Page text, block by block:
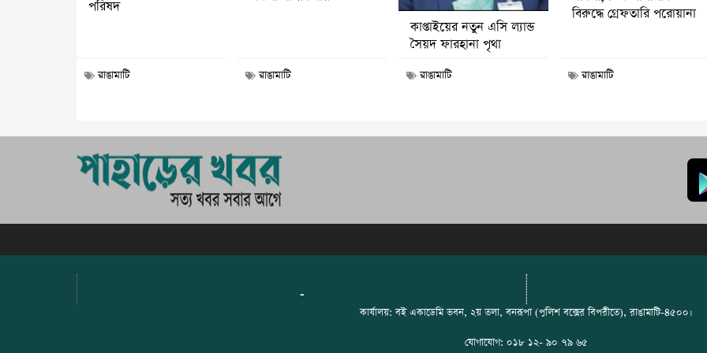
পরিষদ
রাঙামাটি রাঙামাটি
কাপ্তাইয়ের নতুন এসি ল্যান্ড
সৈয়দ ফারহানা পৃথা
রাঙামাটি
বিরুদ্ধে গ্রেফতারি পরোয়ানা
রাঙামাটি
-
কার্যালয়: বই একাডেমি ভবন, ২য় তলা, বনরূপা (পুলিশ বক্সের বিপরীতে), রাঙামাটি-৪৫০০।
যোগাযোগ: ০১৮ ১২- ৯০ ৭৯ ৬৫